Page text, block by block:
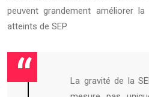
peuvent grandement améliorer
atteints de SEP.
La gravité de la